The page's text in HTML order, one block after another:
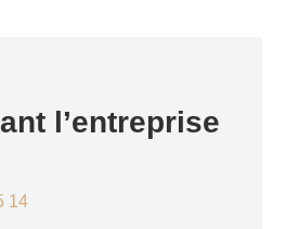
l’entreprise
14